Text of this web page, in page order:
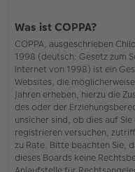
Was ist COPPA?
COPPA, ausgeschrieben
1998 (deutsch: Gesetz zum
Internet von 1998) ist ein
Websites, die
Jahren erheben, hierzu die
des oder der
unsicher sind, ob dies auf
registrieren versuchen,
zu Rate. Bitte beachten Sie,
dieses Boards keine